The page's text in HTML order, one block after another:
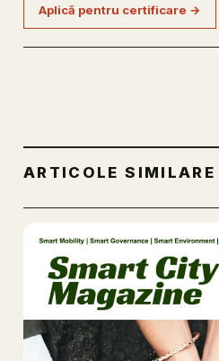
Aplică pentru certificare →
ARTICOLE SIMILARE